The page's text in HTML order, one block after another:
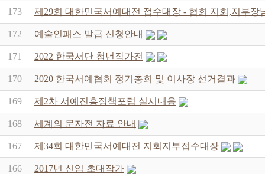
173 제29회 대한민국서예대전 접수대장 - 협회 지회,지부장
172 예술인패스 발급 신청안내
171 2022 한국서단 청년작가전
170 2020 한국서예협회 정기총회 및 이사장 선거결과
169 제2차 서예진흥정책포럼 실시내용
168 세계의 문자전 자료 안내
167 제34회 대한민국서예대전 지회지부접수대장
166 2017년 신임 초대작가